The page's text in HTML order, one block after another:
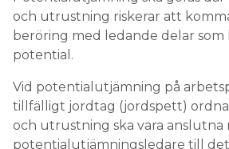
potentialutjämningsledare till
jordtaget.
3 Använda isolerande handskar
För att skydda sig mot förhöjd
givande ledningar ska isolerande
elektriskt isolerande